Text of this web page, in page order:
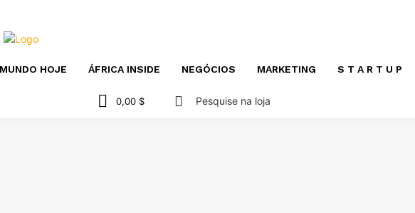
HOJE ÁFRICA INSIDE NEGÓCIOS MARKETING S T A R T U P
0,00 $ Pesquise na loja